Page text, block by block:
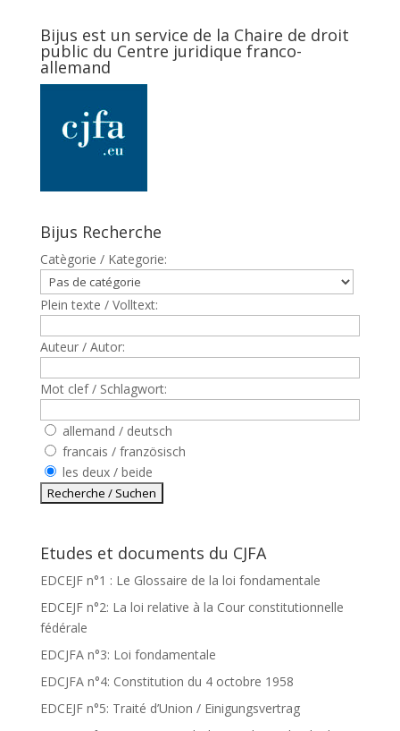
Bijus est un service de la Chaire de droit
public du Centre juridique franco-
allemand
Bijus Recherche
Catègorie / Kategorie:
Plein texte / Volltext:
Auteur / Autor:
Mot clef / Schlagwort:
allemand / deutsch
francais / französisch
les deux / beide
Etudes et documents du CJFA
EDCEJF n°1 : Le Glossaire de la loi fondamentale
EDCEJF n°2: La loi relative à la Cour constitutionnelle
fédérale
EDCJFA n°3: Loi fondamentale
EDCJFA n°4: Constitution du 4 octobre 1958
EDCEJF n°5: Traité d’Union / Einigungsvertrag